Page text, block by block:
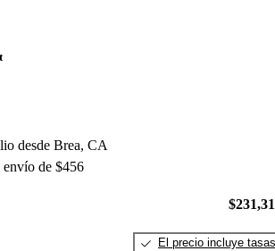
desde Brea, CA
de $456
El precio incluye tasas